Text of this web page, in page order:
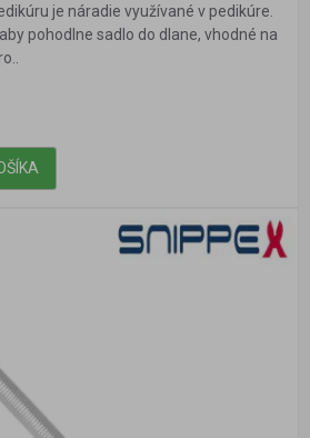
je náradie využívané v pedikúre.
pohodlne sadlo do dlane, vhodné na